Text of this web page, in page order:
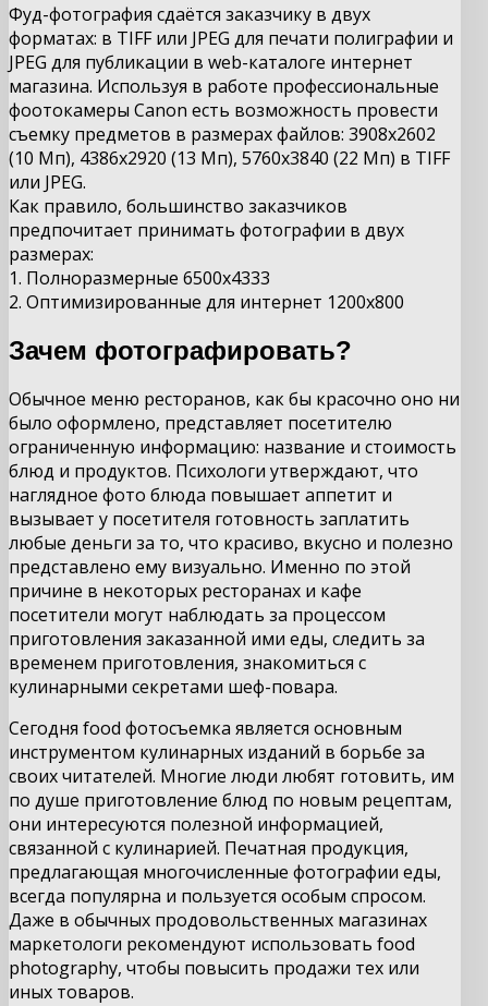
Фуд-фотография сдаётся заказчику в двух
форматах: в TIFF или JPEG для печати полиграфии и
JPEG для публикации в web-каталоге интернет
магазина. Используя в работе профессиональные
фоотокамеры Canon есть возможность провести
съемку предметов в размерах файлов: 3908х2602
(10 Мп), 4386х2920 (13 Мп), 5760х3840 (22 Мп) в TIFF
или JPEG.
Как правило, большинство заказчиков
предпочитает принимать фотографии в двух
размерах:
1. Полноразмерные 6500х4333
2. Оптимизированные для интернет 1200х800
Зачем фотографировать?
Обычное меню ресторанов, как бы красочно оно ни
было оформлено, представляет посетителю
ограниченную информацию: название и стоимость
блюд и продуктов. Психологи утверждают, что
наглядное фото блюда повышает аппетит и
вызывает у посетителя готовность заплатить
любые деньги за то, что красиво, вкусно и полезно
представлено ему визуально. Именно по этой
причине в некоторых ресторанах и кафе
посетители могут наблюдать за процессом
приготовления заказанной ими еды, следить за
временем приготовления, знакомиться с
кулинарными секретами шеф-повара.
Сегодня food фотосъемка является основным
инструментом кулинарных изданий в борьбе за
своих читателей. Многие люди любят готовить, им
по душе приготовление блюд по новым рецептам,
они интересуются полезной информацией,
связанной с кулинарией. Печатная продукция,
предлагающая многочисленные фотографии еды,
всегда популярна и пользуется особым спросом.
Даже в обычных продовольственных магазинах
маркетологи рекомендуют использовать food
photography, чтобы повысить продажи тех или
иных товаров.